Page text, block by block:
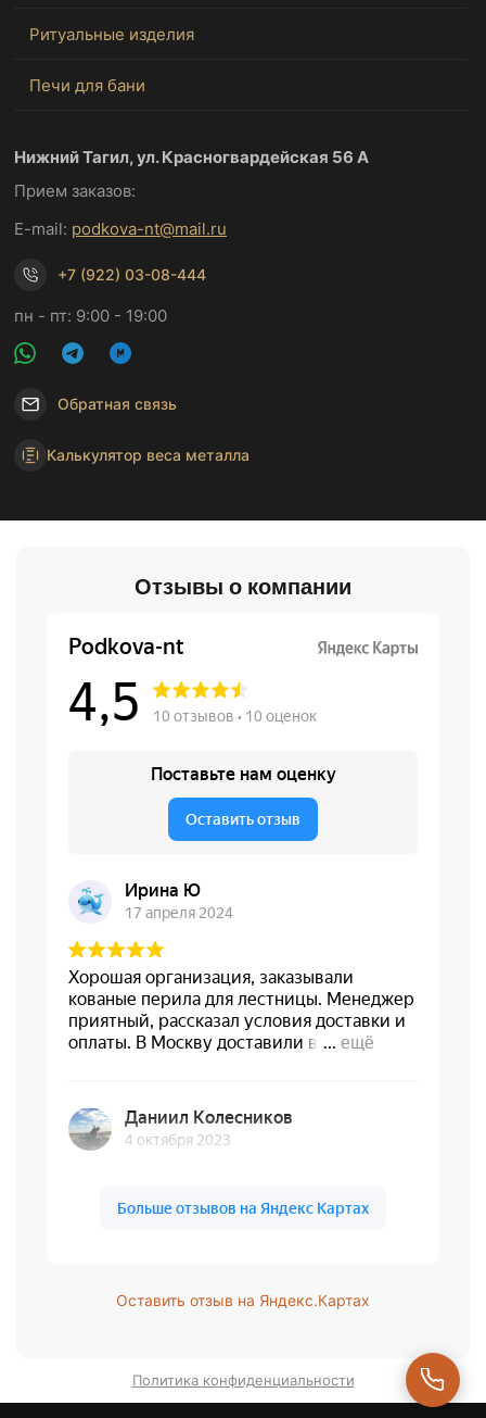
Ритуальные изделия
Печи для бани
Нижний Тагил, ул. Красногвардейская 56 А
Прием заказов:
E-mail: podkova-nt@mail.ru
+7 (922) 03-08-444
пн - пт: 9:00 - 19:00
Обратная связь
Калькулятор веса металла
Отзывы о компании
Оставить отзыв на Яндекс.Картах
Политика конфиденциальности